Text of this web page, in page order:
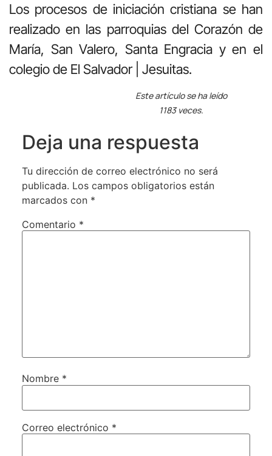
Los procesos de iniciación cristiana se han
realizado en las parroquias del Corazón de
María, San Valero, Santa Engracia y en el
colegio de El Salvador | Jesuitas.
Este artículo se ha leído
1183 veces.
Deja una respuesta
Tu dirección de correo electrónico no será
publicada. Los campos obligatorios están
marcados con *
Comentario *
Nombre *
Correo electrónico *